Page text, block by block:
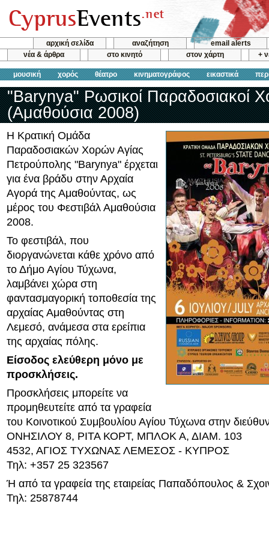
αρχική σελίδα αναζήτηση
email alerts
νέα & άρθρα
στο κινητό στον χάρτη +
μουσική χορός θέατρο κινηματογράφος εικαστικά
"Barynya" Ρωσικοί Παραδοσιακοί
(Αμαθούσια 2008)
Η Κρατική Ομάδα
Παραδοσιακών Χορών Αγίας
Πετρούπολης "Barynya" έρχεται
για ένα βράδυ στην Αρχαία
Αγορά της Αμαθούντας, ως
μέρος του Φεστιβάλ Αμαθούσια
2008.
Το φεστιβάλ, που
διοργανώνεται κάθε χρόνο από
το Δήμο Αγίου Τύχωνα,
λαμβάνει χώρα στη
φαντασμαγορική τοποθεσία της
αρχαίας Αμαθούντας στη
Λεμεσό, ανάμεσα στα ερείπια
της αρχαίας πόλης.
Είσοδος ελεύθερη μόνο με
προσκλήσεις.
Προσκλήσεις μπορείτε να
προμηθευτείτε από τα γραφεία
του Κοινοτικού Συμβουλίου Αγίου Τύχωνα στην
ΟΝΗΣΙΛΟΥ 8, ΡΙΤΑ ΚΟΡΤ, ΜΠΛΟΚ Α, ΔΙΑΜ. 103
4532, ΑΓΙΟΣ ΤΥΧΩΝΑΣ ΛΕΜΕΣΟΣ - ΚΥΠΡΟΣ
Τηλ: +357 25 323567
Ή από τα γραφεία της εταιρείας Παπαδόπουλος &
Τηλ: 25878744